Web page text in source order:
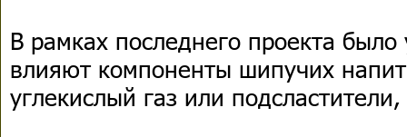
В рамках последнего проекта
влияют компоненты шипучих
углекислый газ или